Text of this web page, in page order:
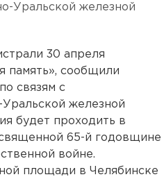
Уральской железной
30 апреля
память», сообщили
связям с
железной
будет проходить в
65-й годовщине
войне.
площади в Челябинске